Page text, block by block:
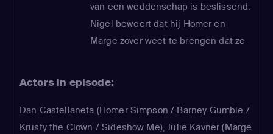
van een weddenschap is beslissend.
Nigel beweert dat hij Homer en
Marge zover weet te brengen dat ze
Actors in episode:
Dan Castellaneta (Homer Simpson / Barney Gumble /
Krusty the Clown / Sideshow Me),Julie Kavner (Marge